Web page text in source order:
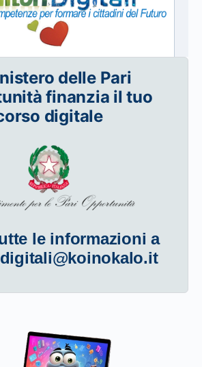
delle Pari
finanzia il tuo
digitale
le informazioni a